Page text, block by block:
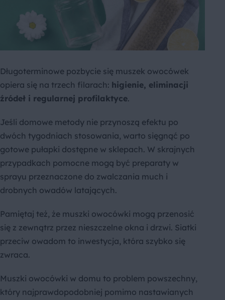
Długoterminowe pozbycie się muszek owocówek
opiera się na trzech filarach: higienie, eliminacji
źródeł i regularnej profilaktyce.
Jeśli domowe metody nie przynoszą efektu po
dwóch tygodniach stosowania, warto sięgnąć po
gotowe pułapki dostępne w sklepach. W skrajnych
przypadkach pomocne mogą być preparaty w
sprayu przeznaczone do zwalczania much i
drobnych owadów latających.
Pamiętaj też, że muszki owocówki mogą przenosić
się z zewnątrz przez nieszczelne okna i drzwi. Siatki
przeciw owadom to inwestycja, która szybko się
zwraca.
Muszki owocówki w domu to problem powszechny,
który najprawdopodobniej pomimo nastawianych